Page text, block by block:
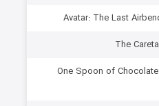
دانلود فیلم یک قاشق شکلات One Spoon of Chocolate